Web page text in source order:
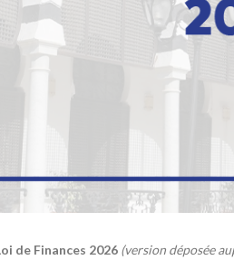
de Finances 2026 (version déposée